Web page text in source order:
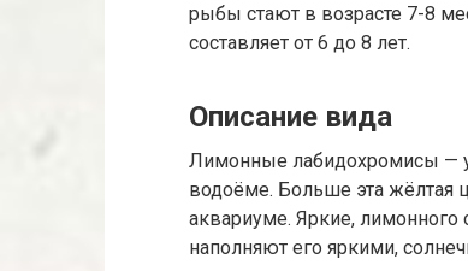
рыбы стают в возрасте 7-8
составляет от 6 до 8 лет.
Описание вида
Лимонные лабидохромисы —
водоёме. Больше эта жёлтая
аквариуме. Яркие, лимонного
наполняют его яркими,